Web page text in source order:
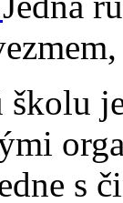
školu
s